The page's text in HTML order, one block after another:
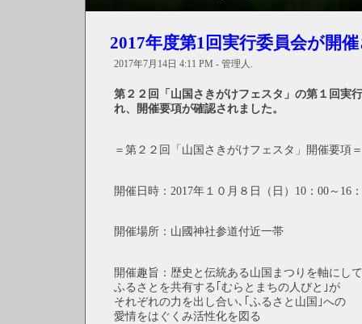
2017年度第1回実行委員会が開
2017年7月14日 4:11 PM - 管理人.
第２２回「山国さきがけフェスタ」の第１回実
れ、開催要項が確認されました。
＝第２２回「山国さきがけフェスタ」開催要項＝
開催日時：2017年１０月８日（日）10：00～16
開催場所：山國神社参道付近一帯
開催趣旨：歴史と伝統ある山国まつりを軸にし
ふるさとを共有する｢むらとまちの人びと｣が
それぞれの力を出し合い､｢ふるさと山国｣への
愛情をはぐくみ活性化を図る